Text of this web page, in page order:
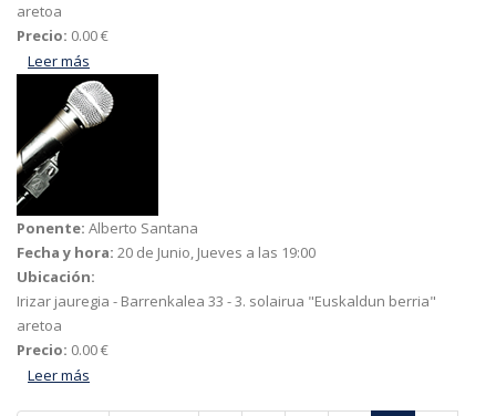
aretoa
Precio: 0.00 €
Leer más
Ponente: Alberto Santana
Fecha y hora: 20 de Junio, Jueves a las 19:00
Ubicación:
Irizar jauregia - Barrenkalea 33 - 3. solairua "Euskaldun berria"
aretoa
Precio: 0.00 €
Leer más